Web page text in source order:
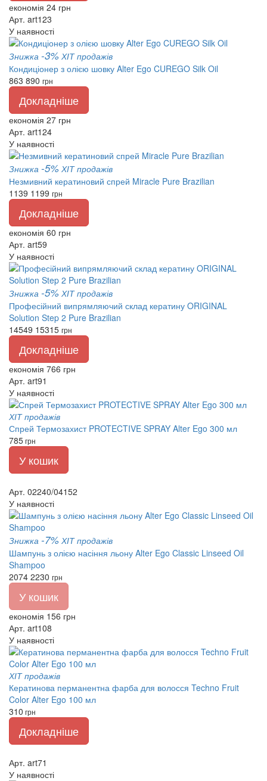
економія 24 грн
Арт. art123
У наявності
Знижка -3% ХІТ продажів
Кондиціонер з олією шовку Alter Ego CUREGO Silk Oil
863 890 грн
Докладніше
економія 27 грн
Арт. art124
У наявності
Знижка -5% ХІТ продажів
Незмивний кератиновий спрей Miracle Pure Brazilian
1139 1199 грн
Докладніше
економія 60 грн
Арт. art59
У наявності
Знижка -5% ХІТ продажів
Професійний випрямляючий склад кератину ORIGINAL
Solution Step 2 Pure Brazilian
14549 15315 грн
Докладніше
економія 766 грн
Арт. art91
У наявності
ХІТ продажів
Спрей Термозахист PROTECTIVE SPRAY Alter Ego 300 мл
785грн
У кошик
Арт. 02240/04152
У наявності
Знижка -7% ХІТ продажів
Шампунь з олією насіння льону Alter Ego Classic Linseed Oil
Shampoo
2074 2230 грн
У кошик
економія 156 грн
Арт. art108
У наявності
ХІТ продажів
Кератинова перманентна фарба для волосся Techno Fruit
Color Alter Ego 100 мл
310 грн
Докладніше
Арт. art71
У наявності